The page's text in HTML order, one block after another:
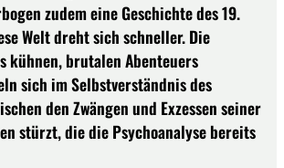
zudem eine Geschichte des 19.
Welt dreht sich schneller. Die
kühnen, brutalen Abenteuers
sich im Selbstverständnis des
den Zwängen und Exzessen seiner
stürzt, die die Psychoanalyse bereits